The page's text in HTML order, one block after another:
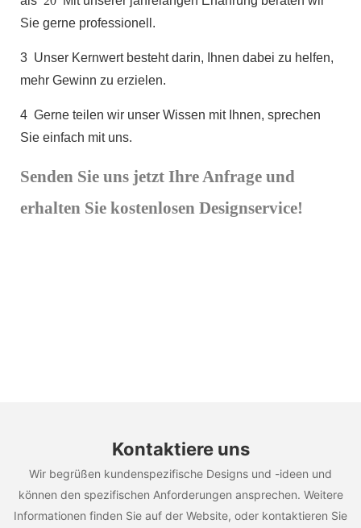
Sie gerne professionell.
3 Unser Kernwert besteht darin, Ihnen dabei zu helfen,
mehr Gewinn zu erzielen.
4 Gerne teilen wir unser Wissen mit Ihnen, sprechen
Sie einfach mit uns.
Senden Sie uns jetzt Ihre Anfrage und
erhalten Sie kostenlosen Designservice!
Kontaktiere uns
Wir begrüßen kundenspezifische Designs und -ideen und
können den spezifischen Anforderungen ansprechen. Weitere
Informationen finden Sie auf der Website, oder kontaktieren Sie